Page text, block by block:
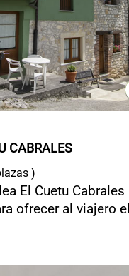
CABRALES
)
El Cuetu
ofrecer al viajero